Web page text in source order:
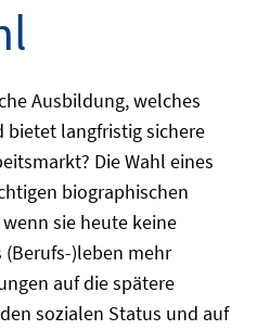
Ausbildung, welches
bietet langfristig sichere
Die Wahl eines
biographischen
sie heute keine
(Berufs-)leben mehr
auf die spätere
sozialen Status und auf